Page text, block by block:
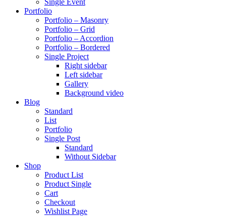
Portfolio
Portfolio – Masonry
Portfolio – Grid
Portfolio – Accordion
Portfolio – Bordered
Single Project
Right sidebar
Left sidebar
Gallery
Background video
Blog
Standard
List
Portfolio
Single Post
Standard
Without Sidebar
Shop
Product List
Product Single
Cart
Checkout
Wishlist Page